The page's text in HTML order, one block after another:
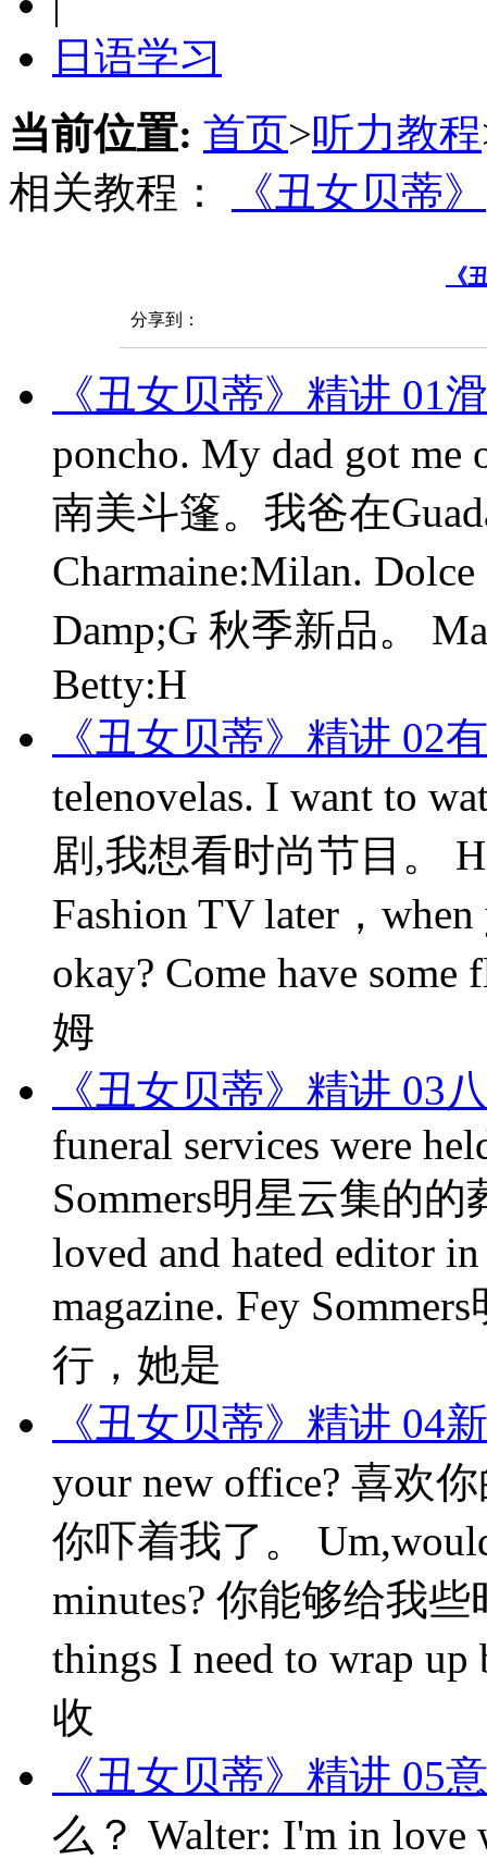
日语学习
当前位置: 首页>听力教程
相关教程：
《丑女贝蒂》
《
分享到：
《丑女贝蒂》精讲 01
poncho. My dad got me
南美斗篷。我爸在
Charmaine:Milan.
Damp;G 秋季新品。
Betty:H
《丑女贝蒂》精讲 02
telenovelas. I want to
剧,我想看时尚节目。
Fashion TV later，
okay? Come have
姆
《丑女贝蒂》精讲 03
funeral services were
Sommers明星云集的
loved and hated editor
magazine. Fey
行，她是
《丑女贝蒂》精讲 04
your new office? 喜欢
你吓着我了。
minutes? 你能够给我些
things I need to wrap
收
《丑女贝蒂》精讲 05
么？ Walter: I'm in love